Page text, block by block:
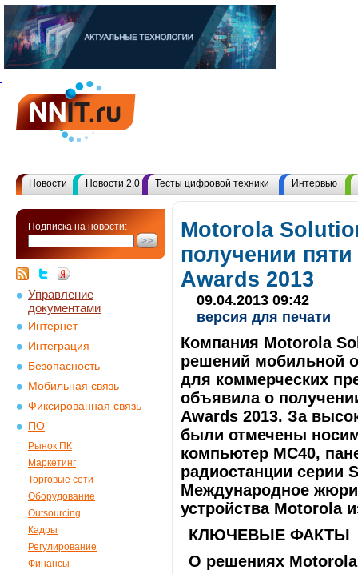
Новости Новости 2.0 Тесты цифровой техники Интервью
Подписка на новости:
Управление
документами
Интернет
Интеграция
Безопасность
Мобильная связь
Фиксированная связь
ПО
Рынок ПК
Маркетинг
Торговые сети
Оборудование
Outsourcing
Кадры
Регулирование
Финансы
Motorola
получении
Awards 2013
09.04.2013 09:42
версия для печати
Компания Motorola
решений мобильной
для коммерческих
объявила о
Awards 2013. За
были отмечены
компьютер MC40,
радиостанции серии
Международное
устройства Motorola
КЛЮЧЕВЫЕ ФАКТЫ
О решениях Motorola